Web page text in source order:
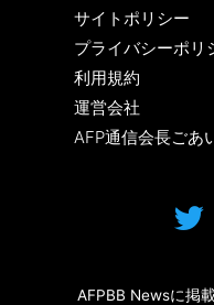
サイトポリシー
プライバシーポリ
利用規約
運営会社
AFP通信会長ごあ
AFPBB Newsに掲